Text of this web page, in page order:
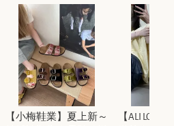
【小梅鞋業】夏上新～
【ALI